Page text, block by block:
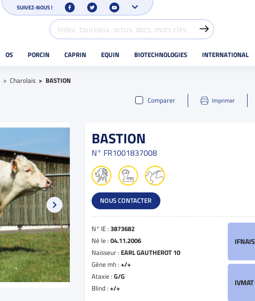
SUIVEZ-NOUS !
OS PORCIN CAPRIN EQUIN BIOTECHNOLOGIES INTERNATIONAL
Charolais
BASTION
Comparer
Imprimer
BASTION
N° FR1001837008
NOUS CONTACTER
N° IE : 3873682
Né le : 04.11.2006
Naisseur : EARL GAUTHEROT 10
Gène mh : +/+
Ataxie : G/G
Blind : +/+
IFNAIS
IVMAT